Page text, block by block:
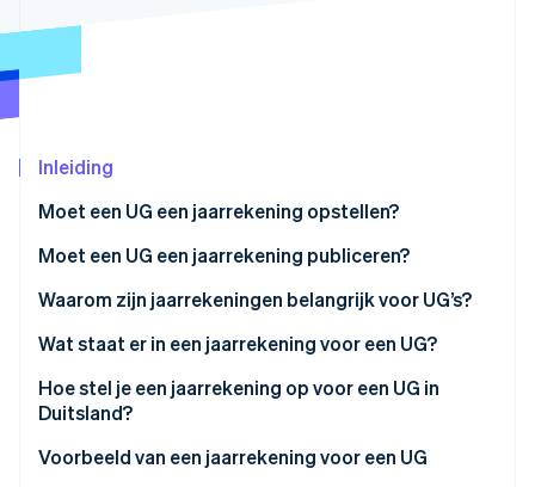
Oprichting van een start-up
CO₂-verwijdering
Ontdek hoe Stripe de economische
Inleiding
Moet een UG een jaarrekening opstellen?
Moet een UG een jaarrekening publiceren?
Waarom zijn jaarrekeningen belangrijk voor UG’s?
Wat staat er in een jaarrekening voor een UG?
Overige documenten:
Hoe stel je een jaarrekening op voor een UG in
Duitsland?
Voorbeeld van een jaarrekening voor een UG